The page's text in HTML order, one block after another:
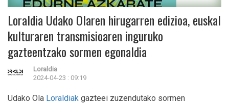
Loraldia Udako Olaren hirugarren edizioa, euskal
kulturaren transmisioaren inguruko
gazteentzako sormen egonaldia
Loraldia
2024-04-23 : 09:19
Udako Ola Loraldiak gazteei zuzendutako sormen